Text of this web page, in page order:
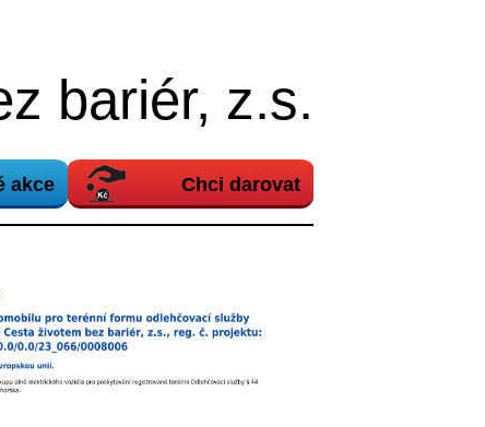
bariér, z.s.
akce Chci darovat